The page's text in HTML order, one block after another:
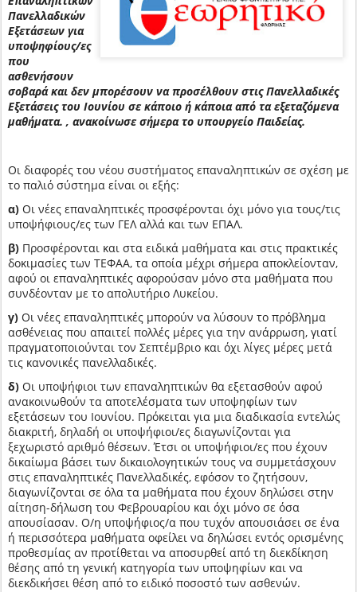
Πανελλαδικών
Εξετάσεων για
υποψηφίους/ες
που
ασθενήσουν
σοβαρά και δεν μπορέσουν να προσέλθουν στις Πανελλαδικές
Εξετάσεις του Ιουνίου σε κάποιο ή κάποια από τα εξεταζόμενα
μαθήματα. , ανακοίνωσε σήμερα το υπουργείο Παιδείας.
Οι διαφορές του νέου συστήματος επαναληπτικών σε σχέση με
το παλιό σύστημα είναι οι εξής:
α) Οι νέες επαναληπτικές προσφέρονται όχι μόνο για τους/τις
υποψήφιους/ες των ΓΕΛ αλλά και των ΕΠΑΛ.
β) Προσφέρονται και στα ειδικά μαθήματα και στις πρακτικές
δοκιμασίες των ΤΕΦΑΑ, τα οποία μέχρι σήμερα αποκλείονταν,
αφού οι επαναληπτικές αφορούσαν μόνο στα μαθήματα που
συνδέονταν με το απολυτήριο Λυκείου.
γ) Οι νέες επαναληπτικές μπορούν να λύσουν το πρόβλημα
ασθένειας που απαιτεί πολλές μέρες για την ανάρρωση, γιατί
πραγματοποιούνται τον Σεπτέμβριο και όχι λίγες μέρες μετά
τις κανονικές πανελλαδικές.
δ) Οι υποψήφιοι των επαναληπτικών θα εξετασθούν αφού
ανακοινωθούν τα αποτελέσματα των υποψηφίων των
εξετάσεων του Ιουνίου. Πρόκειται για μια διαδικασία εντελώς
διακριτή, δηλαδή οι υποψήφιοι/ες διαγωνίζονται για
ξεχωριστό αριθμό θέσεων. Έτσι οι υποψήφιοι/ες που έχουν
δικαίωμα βάσει των δικαιολογητικών τους να συμμετάσχουν
στις επαναληπτικές Πανελλαδικές, εφόσον το ζητήσουν,
διαγωνίζονται σε όλα τα μαθήματα που έχουν δηλώσει στην
αίτηση-δήλωση του Φεβρουαρίου και όχι μόνο σε όσα
απουσίασαν. Ο/η υποψήφιος/α που τυχόν απουσιάσει σε ένα
ή περισσότερα μαθήματα οφείλει να δηλώσει εντός ορισμένης
προθεσμίας αν προτίθεται να αποσυρθεί από τη διεκδίκηση
θέσης από τη γενική κατηγορία των υποψηφίων και να
διεκδικήσει θέση από το ειδικό ποσοστό των ασθενών.